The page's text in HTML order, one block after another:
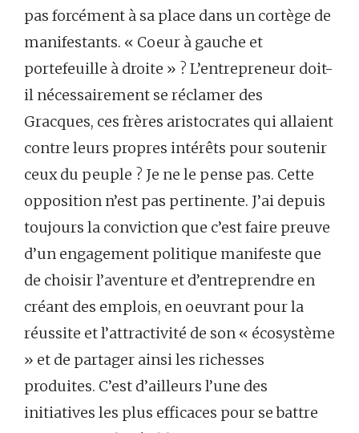
pas forcément à sa place dans un cortège de
manifestants. « Coeur à gauche et
portefeuille à droite » ? L’entrepreneur doit-
il nécessairement se réclamer des
Gracques, ces frères aristocrates qui allaient
contre leurs propres intérêts pour soutenir
ceux du peuple ? Je ne le pense pas. Cette
opposition n’est pas pertinente. J’ai depuis
toujours la conviction que c’est faire preuve
d’un engagement politique manifeste que
de choisir l’aventure et d’entreprendre en
créant des emplois, en oeuvrant pour la
réussite et l’attractivité de son « écosystème
» et de partager ainsi les richesses
produites. C’est d’ailleurs l’une des
initiatives les plus efficaces pour se battre